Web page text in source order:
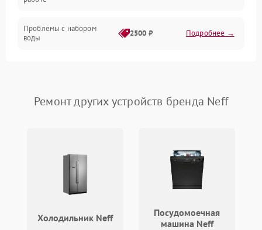
Проблемы с набором
воды
2500 ₽ Подробнее →
Замена платы управления 2200 ₽ Подробнее →
Ремонт других устройств бренда Neff
Холодильник Neff
Посудомоечная
машина Neff